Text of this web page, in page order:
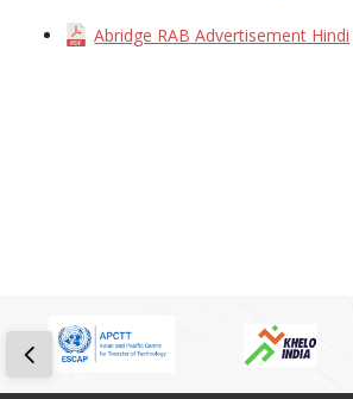
Abridge RAB Advertisement Hindi